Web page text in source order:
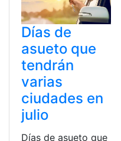
Días de
asueto que
tendrán
varias
ciudades en
julio
Días de asueto que